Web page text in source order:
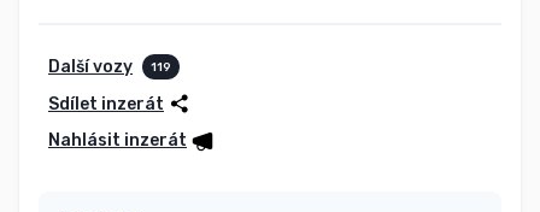
Další vozy 119
Sdílet inzerát
Nahlásit inzerát